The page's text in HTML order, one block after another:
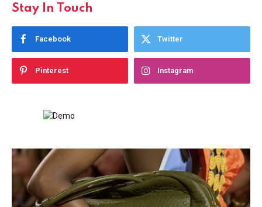
Stay In Touch
Facebook Twitter
Pinterest Instagram